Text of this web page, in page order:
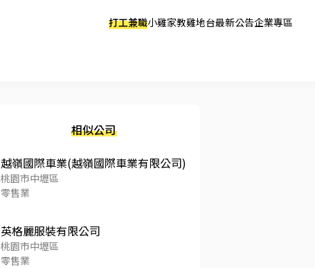
打工兼職小雞家教雞地台最新公告企業專區
相似公司
越嶺國際車業(越嶺國際車業有限公司)
桃園市中壢區
零售業
英格麗服裝有限公司
桃園市中壢區
零售業